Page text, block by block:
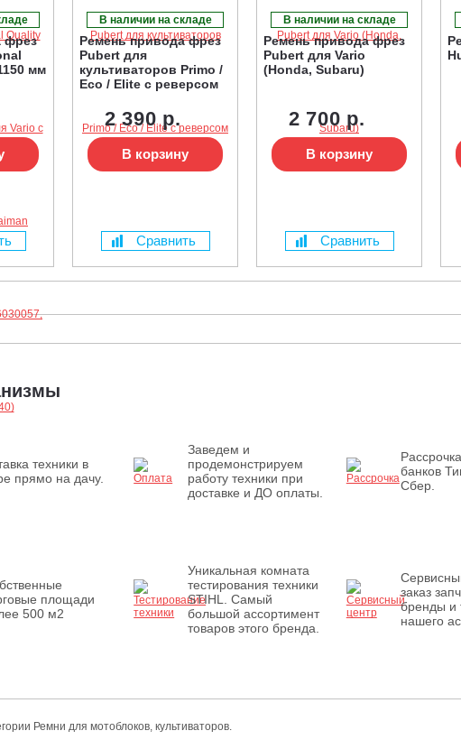
фрез
мм
В наличии на складе
Ремень привода фрез
Pubert для
культиваторов Primo /
Eco / Elite с реверсом
2 390 р.
В корзину
Сравнить
В наличии на складе
Ремень привода фрез
Pubert для Vario
(Honda, Subaru)
2 700 р.
В корзину
Сравнить
техники в
прямо на дачу.
Заведем и
продемонстрируем
работу техники при
доставке и ДО оплаты.
банков
Сбер.
площади
500 м2
Уникальная комната
тестирования техники
STIHL. Самый
большой ассортимент
товаров этого бренда.
заказ
бренды и
нашего
Ремни для мотоблоков, культиваторов.